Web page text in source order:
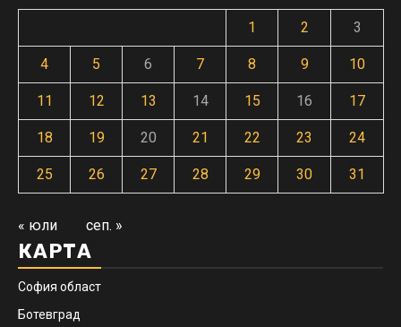
1 2 3
4 5 6 7 8 9 10
11 12 13 14 15 16 17
18 19 20 21 22 23 24
25 26 27 28 29 30 31
« юли сеп. »
КАРТА
София област
Ботевград